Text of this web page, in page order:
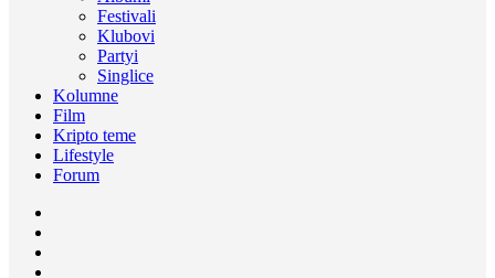
Festivali
Klubovi
Partyi
Singlice
Kolumne
Film
Kripto teme
Lifestyle
Forum